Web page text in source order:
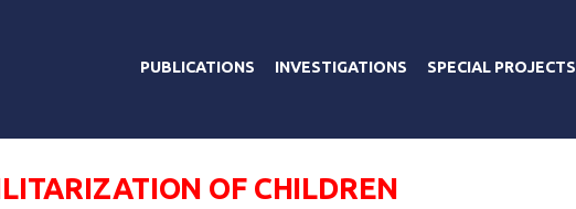
PUBLICATIONS INVESTIGATIONS SPECIAL PROJECTS
OF CHILDREN